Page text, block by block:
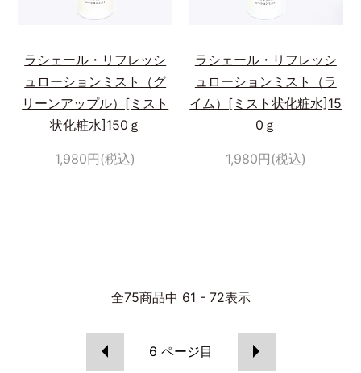
ラシェール・リフレッシ
ュローションミスト（グ
リーンアップル）[ミスト
状化粧水]150ｇ
1,980円(税込)
ラシェール・リフレッシ
ュローションミスト（ラ
イム）[ミスト状化粧水]15
0ｇ
1,980円(税込)
全75商品中 61 - 72表示
6 ページ目